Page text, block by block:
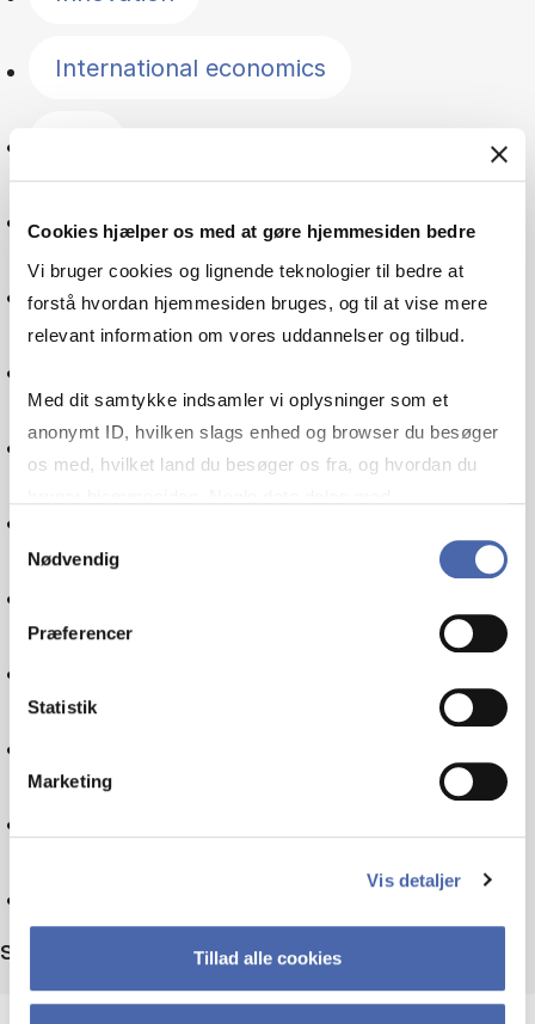
Cookies hjælper os med at gøre hjemmesiden bedre
Vi bruger cookies og lignende teknologier til bedre at
forstå hvordan hjemmesiden bruges, og til at vise mere
relevant information om vores uddannelser og tilbud.
Med dit samtykke indsamler vi oplysninger som et
anonymt ID, hvilken slags enhed og browser du besøger
os med, hvilket land du besøger os fra, og hvordan du
markedsføring. Du bestemmer selv - og kan altid trække
Samtykkevalg
Nødvendig
Præferencer
Statistik
Marketing
Vis detaljer
Tillad alle cookies
International economics
Management
The Nordic countries
Organisation
Sort by